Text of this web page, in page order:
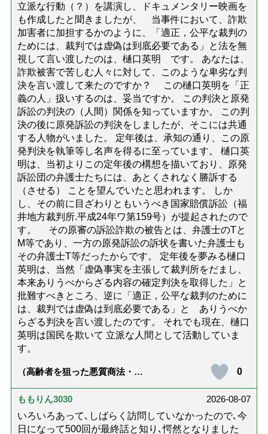
立派な行動（？）を講演し、ドキュメンタリー映画を
も作成したと聞きましたが、 当事件において、詐欺
加害者に加担するかのように、「適正，公平な裁判の
ためには、裁判では虚偽は到底必要である」と法を無
視して言い渡したのは、樋口英明 です。 あなたは、
詐欺被害で苦しむ人々に対して、このような卑劣な判
決を言い渡して来たのですか？ この樋口英明を「正
義の人」扱いするのは、妥当ですか。 この判決と原発
訴訟の判決の（人間）関係を知っていますか。 この判
決の後に原発訴訟の判決をしましたが、そこには共通
する人物がいました。 定年後は、承知の通り、この原
発判決を執筆等し名声を得るに至っています。 樋口英
明は、当初よりこの定年後の構想を描いており、原発
訴訟団の弁護士たちには、あとくされなく勝訴する
（させる） ことを望んでいたと思われます。 しか
し、その前に目ざわりともいうべき国家賠償訴訟（福
井地方裁判所.平成24年ワ第159号）が提起されたので
す。 その原審の訴訟詐欺の被告とは、弁護士のTと
M等であり、一方の原発訴訟の訴状を書いた弁護士も
その弁護士T等だったからです。 定年後を夢みる樋口
英明は、当然「虚偽事実を主張して裁判所をだまし、
本来ありうべからざる内容の確定判決を取得した」と
批難すべきところ、逆に「適正，公平な裁判のために
は、裁判では虚偽は到底必要である」と ありうべか
らざる判決を言い渡したのです。 それでも現在、樋口
英明は国民を欺いて 立派な人間として活動していま
す。
（高齢者を狙った悪質商法・訪
ないための4つの対策「騙されや
すい人の特徴は？」【社会福祉
0
ももりん3030
2026-08-07
いろいろあって､しばらく訪問していなかったので､今
日になって500回が最終話と知り､愕然となりました